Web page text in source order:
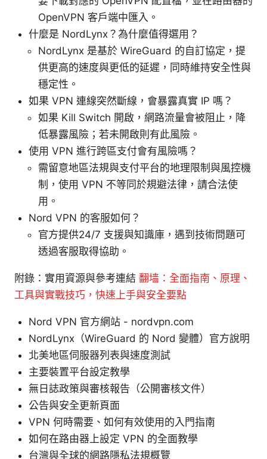
OpenVPN 客戶端中匯入。
什麼是 NordLynx？為什麼值得選用？
NordLynx 是基於 WireGuard 的自訂協定，提
供更高的速度與更低的延遲，同時維持安全性與
穩定性。
如果 VPN 連線突然斷線，會暴露真實 IP 嗎？
如果 Kill Switch 開啟，網路流量會被阻止，降
低暴露風險；若未開啟則有此風險。
使用 VPN 進行跨區支付會有風險嗎？
需留意地區法規與支付平台的地理限制與風控機
制，使用 VPN 不等同於規避法律，請合法使
用。
Nord VPN 的客服如何？
官方提供24/7 支援與知識庫，遇到技術問題可
透過客服取得協助。
附錄：實用資源與參考連結 翻墙：全面指南、原理、
工具與實戰技巧，快速上手與安全要點
Nord VPN 官方網站 - nordvpn.com
NordLynx（WireGuard 的 Nord 變體）官方說明
北美地區伺服器列表與速度測試
主要裝置平台設定教學
無日誌政策與審核報告（公開審核文件）
公告與安全更新頁面
VPN 何時需要、如何有效使用的入門指南
如何在路由器上設定 VPN 的全面教學
台灣與全球的網路隱私法規概覽